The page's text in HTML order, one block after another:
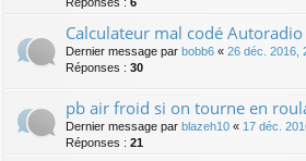
Calculateur mal codé Autoradio
Dernier message par bobb6 « 26 déc. 2016,
Réponses : 30
pb air froid si on tourne en
Dernier message par blazeh10 « 17 déc.
Réponses : 21